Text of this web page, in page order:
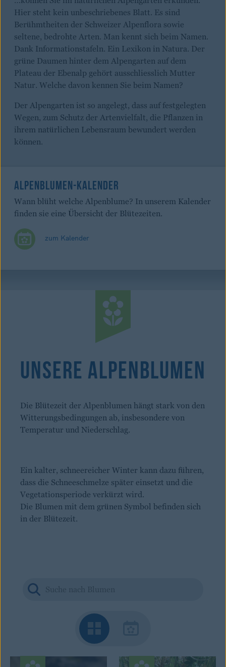
Hier steht kein unbeschriebenes Blatt. Es sind
Berühmtheiten der Schweizer Alpenflora sowie
seltene, bedrohte Arten. Man kennt sich beim Namen.
Dank Informationstafeln. Ein Lexikon in Natura. Der
grüne Daumen hinter dem Alpengarten auf dem
Plateau der Ebenalp gehört ausschliesslich Mutter
Natur. Welche davon kennen Sie beim Namen?
Der Alpengarten ist so angelegt, dass auf festgelegten
Wegen, zum Schutz der Artenvielfalt, die Pflanzen in
ihrem natürlichen Lebensraum bewundert werden
können.
ALPENBLUMEN-KALENDER
Wann blüht welche Alpenblume? In unserem Kalender
finden sie eine Übersicht der Blütezeiten.
zum Kalender
Unsere Alpenblumen
Die Blütezeit der Alpenblumen hängt stark von den
Witterungsbedingungen ab, insbesondere von
Temperatur und Niederschlag.
Ein kalter, schneereicher Winter kann dazu führen,
dass die Schneeschmelze später einsetzt und die
Vegetationsperiode verkürzt wird.
Die Blumen mit dem grünen Symbol befinden sich
in der Blütezeit.